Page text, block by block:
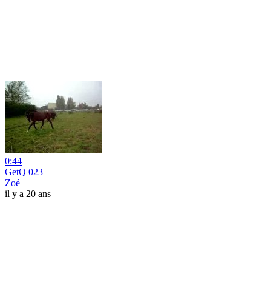
0:44
GetQ 023
Zoé
il y a 20 ans